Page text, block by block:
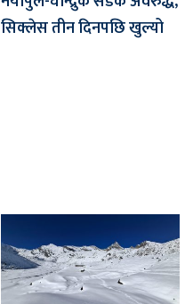
सिक्लेस तीन दिनपछि खुल्यो